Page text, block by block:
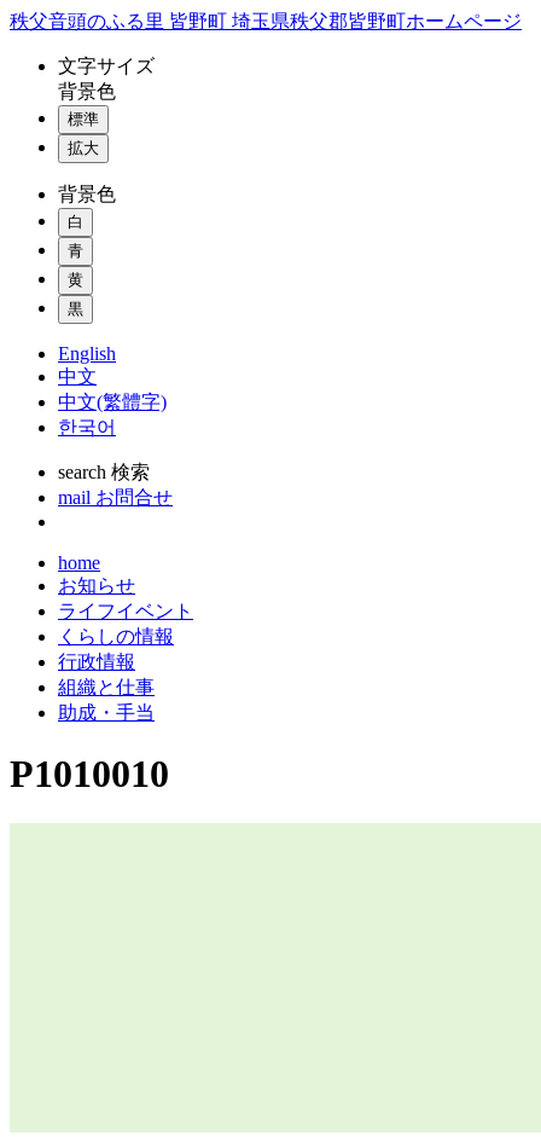
コ
秩父音頭のふる里 皆野町 埼玉県秩父郡皆野町ホームページ
文字サイズ
背景色
標準
拡大
背景色
白
青
黄
黒
English
中文
中文(繁體字)
한국어
search 検索
mail お問合せ
home
お知らせ
ライフイベント
くらしの情報
行政情報
組織と仕事
助成・手当
P1010010